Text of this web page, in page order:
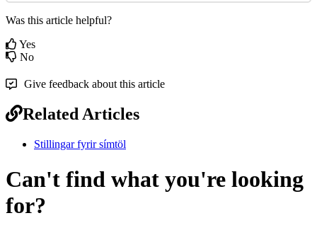
Was this article helpful?
Yes
No
Give feedback about this article
Related Articles
Stillingar fyrir símtöl
Can't find what you're looking
for?